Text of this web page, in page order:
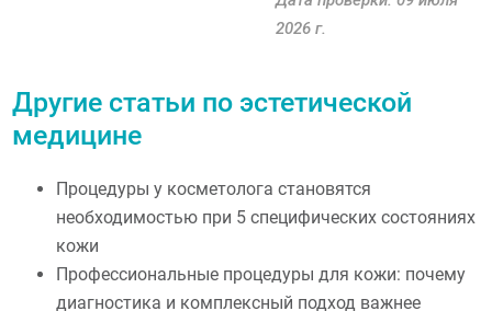
2026 г.
Другие статьи по эстетической
медицине
Процедуры у косметолога становятся
необходимостью при 5 специфических состояниях
кожи
Профессиональные процедуры для кожи: почему
диагностика и комплексный подход важнее